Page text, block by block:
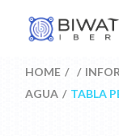
HOME
AGUA
TABLA